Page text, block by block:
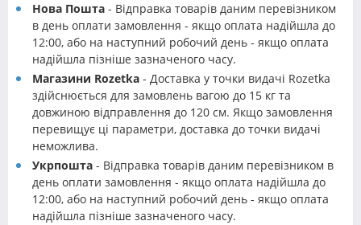
Нова Пошта - Відправка товарів даним перевізником
в день оплати замовлення - якщо оплата надійшла до
12:00, або на наступний робочий день - якщо оплата
надійшла пізніше зазначеного часу.
Магазини Rozetka - Доставка у точки видачі Rozetka
здійснюється для замовлень вагою до 15 кг та
довжиною відправлення до 120 см. Якщо замовлення
перевищує ці параметри, доставка до точки видачі
неможлива.
Укрпошта - Відправка товарів даним перевізником в
день оплати замовлення - якщо оплата надійшла до
12:00, або на наступний робочий день - якщо оплата
надійшла пізніше зазначеного часу.